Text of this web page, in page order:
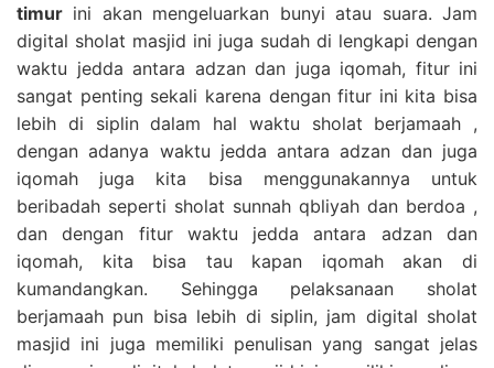
timur ini akan mengeluarkan bunyi atau suara. Jam
digital sholat masjid ini juga sudah di lengkapi dengan
waktu jedda antara adzan dan juga iqomah, fitur ini
sangat penting sekali karena dengan fitur ini kita bisa
lebih di siplin dalam hal waktu sholat berjamaah ,
dengan adanya waktu jedda antara adzan dan juga
iqomah juga kita bisa menggunakannya untuk
beribadah seperti sholat sunnah qbliyah dan berdoa ,
dan dengan fitur waktu jedda antara adzan dan
iqomah, kita bisa tau kapan iqomah akan di
kumandangkan. Sehingga pelaksanaan sholat
berjamaah pun bisa lebih di siplin, jam digital sholat
masjid ini juga memiliki penulisan yang sangat jelas